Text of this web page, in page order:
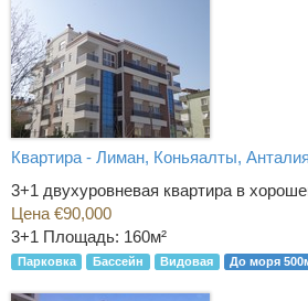
Квартира - Лиман, Коньяалты,
3+1 двухуровневая квартира в
Цена €90,000
3+1 Площадь: 160м²
Парковка Бассейн Видовая До моря